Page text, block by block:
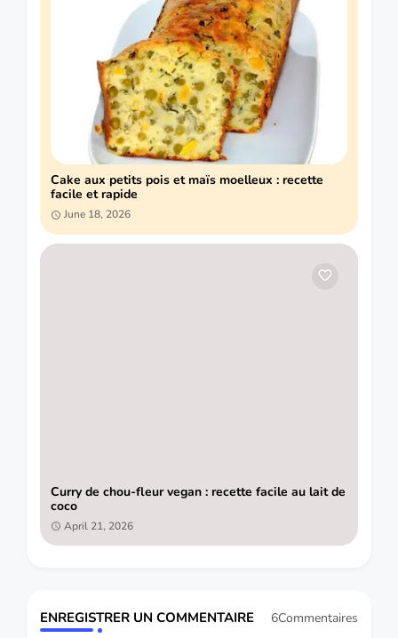
Cake aux petits pois et maïs moelleux : recette
facile et rapide
June 18, 2026
Curry de chou-fleur vegan : recette facile au lait de
coco
April 21, 2026
ENREGISTRER UN COMMENTAIRE 6Commentaires